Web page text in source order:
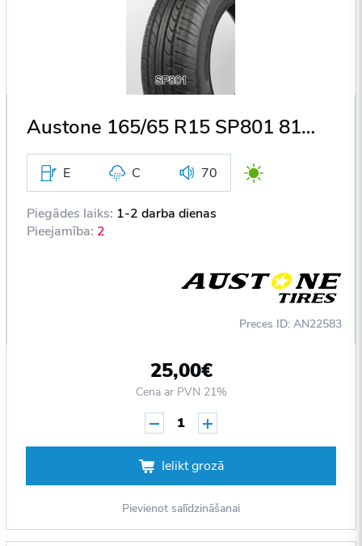
Austone 165/65 R15 SP801 81H DOT2020
E C 70
Piegādes laiks: 1-2 darba dienas
Pieejamība: 2
Preces ID: AN22583
25,00€
Cena ar PVN 21%
1
Ielikt grozā
Pievienot salīdzināšanai